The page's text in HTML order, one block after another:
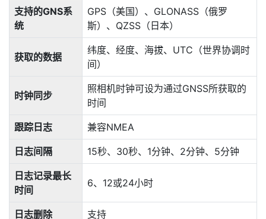
支持的GNS系
统
GPS（美国）、GLONASS（俄罗
斯）、QZSS（日本）
获取的数据
纬度、经度、海拔、UTC（世界协调时
间）
时钟同步
照相机时钟可设为通过GNSS所获取的
时间
跟踪日志 兼容NMEA
日志间隔 15秒、30秒、1分钟、2分钟、5分钟
日志记录最长
时间
6、12或24小时
日志删除 支持